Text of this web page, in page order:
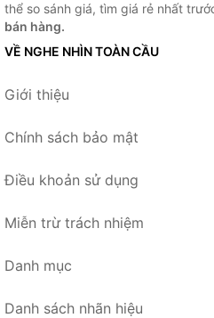
thể so sánh giá, tìm giá rẻ nhất
bán hàng.
VỀ NGHE NHÌN TOÀN CẦU
Giới thiệu
Chính sách bảo mật
Điều khoản sử dụng
Miễn trừ trách nhiệm
Danh mục
Danh sách nhãn hiệu